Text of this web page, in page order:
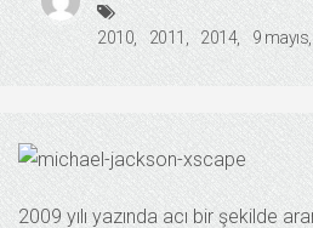
2010 2011 2014 9 mayıs
2009 yılı yazında acı bir şekilde